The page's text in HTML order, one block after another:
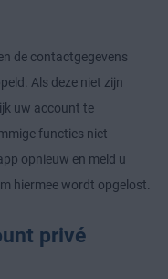
de contactgegevens
Als deze niet zijn
uw account te
functies niet
opnieuw en meld u
hiermee wordt opgelost.
privé